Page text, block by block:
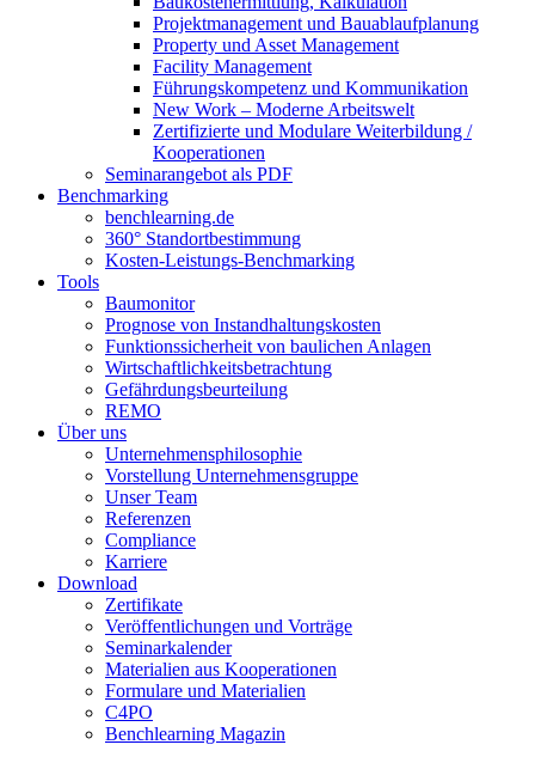
Projektmanagement und Bauablaufplanung
Property und Asset Management
Facility Management
Führungskompetenz und Kommunikation
New Work – Moderne Arbeitswelt
Zertifizierte und Modulare Weiterbildung /
Kooperationen
Seminarangebot als PDF
Benchmarking
benchlearning.de
360° Standortbestimmung
Kosten-Leistungs-Benchmarking
Tools
Baumonitor
Prognose von Instandhaltungskosten
Funktionssicherheit von baulichen Anlagen
Wirtschaftlichkeitsbetrachtung
Gefährdungsbeurteilung
REMO
Über uns
Unternehmensphilosophie
Vorstellung Unternehmensgruppe
Unser Team
Referenzen
Compliance
Karriere
Download
Zertifikate
Veröffentlichungen und Vorträge
Seminarkalender
Materialien aus Kooperationen
Formulare und Materialien
C4PO
Benchlearning Magazin